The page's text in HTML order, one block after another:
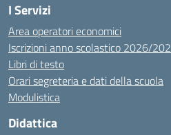
I Servizi
Area operatori economici
Iscrizioni anno scolastico 2026/
Libri di testo
Orari segreteria e dati della scuola
Modulistica
Didattica